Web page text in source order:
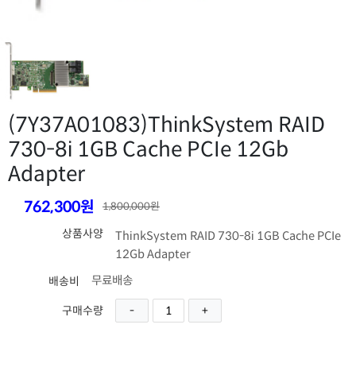
(7Y37A01083)ThinkSystem RAID
730-8i 1GB Cache PCIe 12Gb
Adapter
762,300원 1,800,000원
상품사양
ThinkSystem RAID 730-8i 1GB Cache PCIe
12Gb Adapter
배송비
무료배송
구매수량